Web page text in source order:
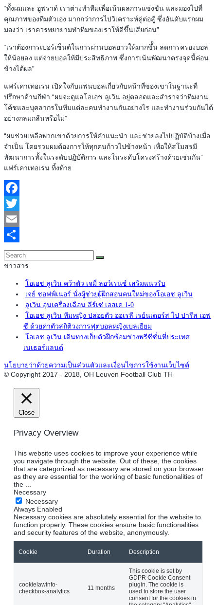
“ทั้งผมและ อูฟราด์ เราต่างทำทีมเพื่อเน้นผลการแข่งขัน และมองไปที่
คุณภาพของทีมตัวเอง มากกว่าการไปวิเคราะห์คู่ต่อสู้ ซึ่งอันดับแรกผม
มองว่า เราควรพยายามทำทีมของเราให้ดีขึ้นเสียก่อน”
“เราต้องการเปอร์เซ็นต์ในการผ่านบอลยาวให้มากขึ้้น ลดการครองบอล
ให้น้อยลง แต่จ่ายบอลให้มีประสิทธิภาพ ซึ่งการเน้นพัฒนาตรงจุดนี้ค่อน
ข้างได้ผล”
แฟร์เคาเทอเรน เปิดใจกับแฟนบอลเกี่ยวกับหน้าที่ของเขาในฐานะที่
ปรึกษาด้านกีฬา “ผมจะดูแลโอเอช ลูเวิน อยู่ตลอดและสำรวจว่าทีมงาน
โค้ชและบุคลากรในทีมแต่ละคนทำงานกันอย่างไร และทำงานร่วมกันได้
อย่างกลมกลืนหรือไม่”
“ผมช่วยเหลือพวกเขาด้วยการให้คำแนะนำ และช่วยลงไปปฏิบัติบ้างเมื่อ
จำเป็น โดยรวมผมต้องการให้ทุกคนก้าวไปข้างหน้า เพื่อให้สโมสรมี
พัฒนาการทั้งในระดับปฏิบัติการ และในระดับโครงสร้างด้วยเช่นกัน”
แฟร์เคาเทอเรน ทิ้งท้าย
Facebook
Twitter
Email
Share
ข่าวสาร
โอเอช ลูเวิน คว้าตัว เจมี่ ลอว์เรนซ์ เสริมแนวรับ
เจย์ ชอฟฟ์เนอร์ นั่งผู้ช่วยผู้ฝึกสอนคนใหม่ของโอเอช ลูเวิน
ลูเวิน อุ่นเครื่องเฉือน ลีร์เซ่ เอสเค 1-0
โอเอช ลูเวิน ทีมหญิง ปล่อยตัว ออเรลี เรย์นเดอร์ส ไป ปารีส เอฟ
ซี ด้วยค่าตัวสถิติวงการฟุตบอลหญิงเบลเยียม
โอเอช ลูเวิน เดินทางเก็บตัวฝึกซ้อมช่วงพรีซีซั่นที่ประเทศ
เนเธอร์แลนด์
นโยบายว่าด้วยความเป็นส่วนตัวและเงื่อนไขการใช้งานเว็บไซต์
© Copyright 2017 - 2018, OH Leuven Football Club TH
Close
Privacy Overview
This website uses cookies to improve your experience while
you navigate through the website. Out of these, the cookies
that are categorized as necessary are stored on your browser
as they are essential for the working of basic functionalities of
the
Necessary
Necessary
Always Enabled
Necessary cookies are absolutely essential for the website to
function properly. These cookies ensure basic functionalities
and security features of the website, anonymously.
Cookie Duration Description
cookielawinfo-
checkbox-analytics
11 months
This cookie is set by
GDPR Cookie Consent
plugin. The cookie is
used to store the user
consent for the cookies in